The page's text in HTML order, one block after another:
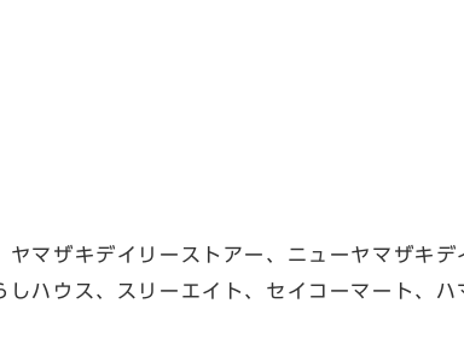
マザキデイリーストアー、ニューヤマザキデ
ハウス、スリーエイト、セイコーマート、